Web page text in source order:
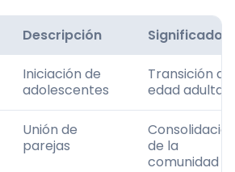
Descripción Significado
Iniciación de
adolescentes
Transición a
edad adulta
Unión de
parejas
de la
comunidad